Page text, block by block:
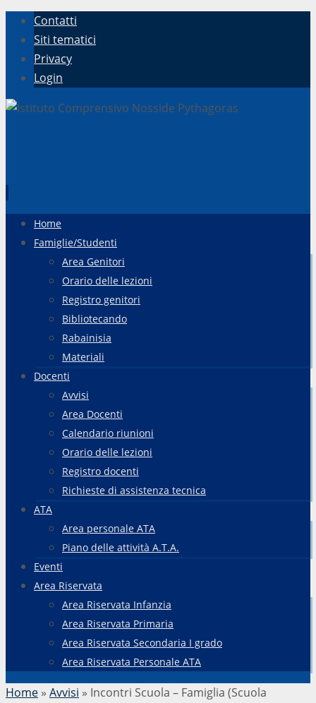
Contatti
Siti tematici
Privacy
Login
contenuto
Home
Famiglie/Studenti
Area Genitori
Orario delle lezioni
Registro genitori
Bibliotecando
Rabainisia
Materiali
Docenti
Avvisi
Area Docenti
Calendario riunioni
Orario delle lezioni
Registro docenti
Richieste di assistenza tecnica
ATA
Area personale ATA
Piano delle attività A.T.A.
Eventi
Area Riservata
Area Riservata Infanzia
Area Riservata Primaria
Area Riservata Secondaria I grado
Area Riservata Personale ATA
Home » Avvisi » Incontri Scuola – Famiglia (Scuola